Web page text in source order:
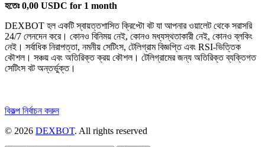
হতেঃ0,00 USDC for 1 month
DEXBOT হল একটি স্বায়ত্তশাসিত ক্রিপ্টো বট যা আপনার ওয়ালেট থেকে সরাসরি
24/7 লেনদেন করে। কোনও বিনিময় নেই, কোনও মধ্যস্থতাকারী নেই, কোনও ব্লকিং
নেই। সর্বাধিক নিরাপত্তা, নমনীয় সেটিংস, টেলিগ্রাম বিজ্ঞপ্তি এবং RSI-ভিত্তিক
কৌশল। সঞ্চয় এবং অতিরিক্ত ক্রয় কৌশল। টেলিগ্রামের জন্য অতিরিক্ত ব্যক্তিগত
সেটিংস বট অন্তর্ভুক্ত।
বিকল্প নির্বাচন করুনএই
একাধিক
© 2026 DEXBOT. All rights reserved